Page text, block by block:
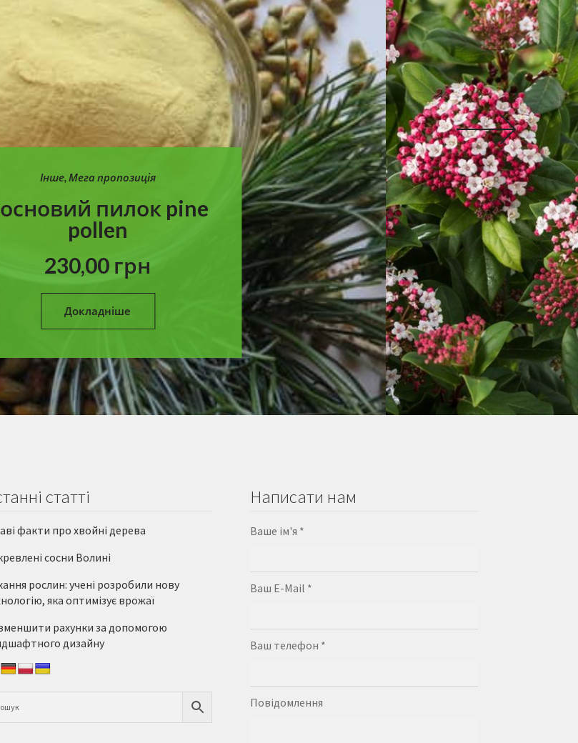
Інше,Мега пропозиція
пилок pine
pollen
230,00 грн
Докладніше
статті
факти про хвойні дерева
сосни Волині
рослин: учені розробили нову
яка оптимізує врожаї
рахунки за допомогою
дизайну
Написати нам
Ваше ім'я *
Ваш E-Mail *
Ваш телефон *
Повідомлення